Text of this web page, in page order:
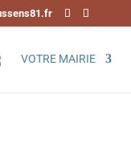
VOTRE MAIRIE